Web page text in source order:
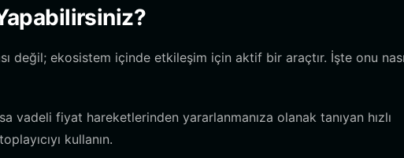
değil; ekosistem içinde etkileşim için aktif bir araçtır. İşte onu
vadeli fiyat hareketlerinden yararlanmanıza olanak tanıyan hızlı
kullanın.